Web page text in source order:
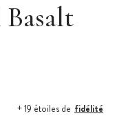
+ 19 étoiles de fidélité